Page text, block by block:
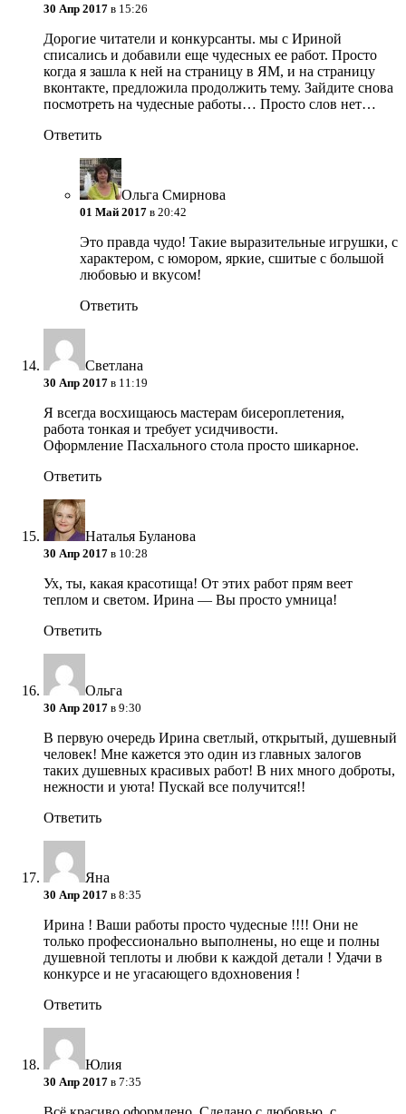
30 Апр 2017 в 15:26
Дорогие читатели и конкурсанты. мы с Ириной
списались и добавили еще чудесных ее работ. Просто
когда я зашла к ней на страницу в ЯМ, и на страницу
вконтакте, предложила продолжить тему. Зайдите снова
посмотреть на чудесные работы… Просто слов нет…
Ответить
Ольга Смирнова
01 Май 2017 в 20:42
Это правда чудо! Такие выразительные игрушки, с
характером, с юмором, яркие, сшитые с большой
любовью и вкусом!
Ответить
Светлана
30 Апр 2017 в 11:19
Я всегда восхищаюсь мастерам бисероплетения,
работа тонкая и требует усидчивости.
Оформление Пасхального стола просто шикарное.
Ответить
Наталья Буланова
30 Апр 2017 в 10:28
Ух, ты, какая красотища! От этих работ прям веет
теплом и светом. Ирина — Вы просто умница!
Ответить
Ольга
30 Апр 2017 в 9:30
В первую очередь Ирина светлый, открытый, душевный
человек! Мне кажется это один из главных залогов
таких душевных красивых работ! В них много доброты,
нежности и уюта! Пускай все получится!!
Ответить
Яна
30 Апр 2017 в 8:35
Ирина ! Ваши работы просто чудесные !!!! Они не
только профессионально выполнены, но еще и полны
душевной теплоты и любви к каждой детали ! Удачи в
конкурсе и не угасающего вдохновения !
Ответить
Юлия
30 Апр 2017 в 7:35